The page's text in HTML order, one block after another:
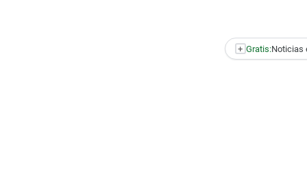
+ Gratis:Noticias